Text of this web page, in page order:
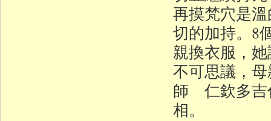
再摸梵穴是
切的加持。8
親換衣服，
不可思議，
師 仁欽多吉
相。